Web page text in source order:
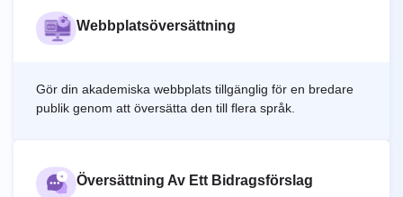
Webbplatsöversättning
Gör din akademiska webbplats tillgänglig för en bredare
publik genom att översätta den till flera språk.
Översättning Av Ett Bidragsförslag